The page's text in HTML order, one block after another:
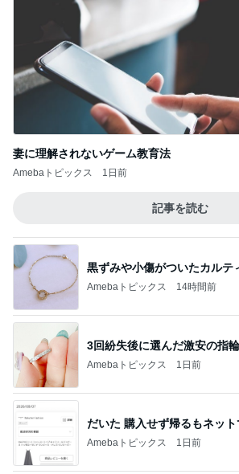
妻に理解されないゲーム教育法
Amebaトピックス 1日前
記事を読む
黒ずみや小傷がついたカルテ
Amebaトピックス 14時間前
3回紛失後に選んだ激安の指輪
Amebaトピックス 1日前
だいた 購入せず帰るもネット
Amebaトピックス 1日前